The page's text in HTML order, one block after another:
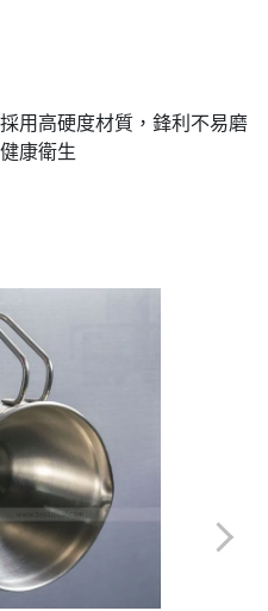
用高硬度材質，鋒利不易磨
康衛生